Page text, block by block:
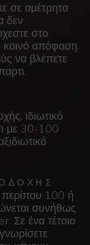
σε αμέτρητα
δεν
στο
κοινό απόφαση.
να βλέπετε
ιδιωτικό
με 30-100
περίπου 100 ή
συνήθως
Σε ένα τέτοιο